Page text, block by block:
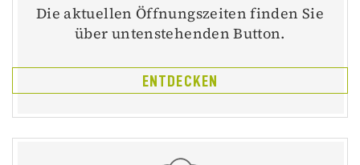
Die aktuellen Öffnungszeiten finden Sie
über untenstehenden Button.
ENTDECKEN